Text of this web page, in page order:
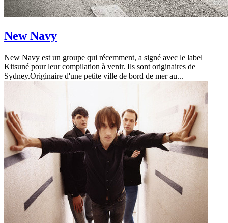
New Navy
New Navy est un groupe qui récemment, a signé avec le label
Kitsuné pour leur compilation à venir. Ils sont originaires de
Sydney.Originaire d'une petite ville de bord de mer au...